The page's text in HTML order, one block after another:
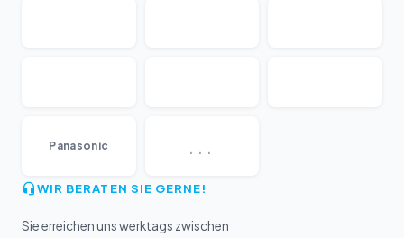
Panasonic ...
WIR BERATEN SIE GERNE!
Sie erreichen uns werktags zwischen